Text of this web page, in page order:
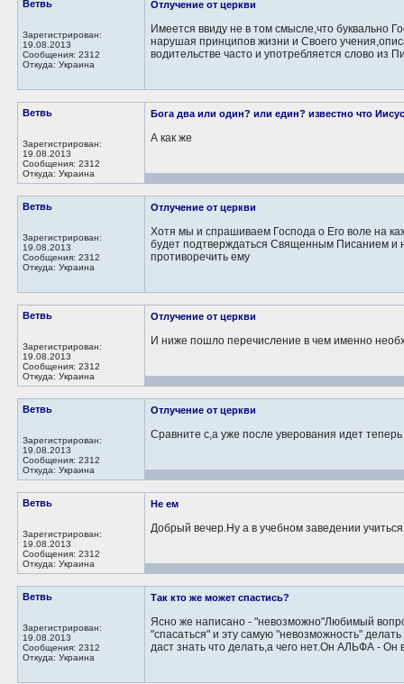
Ветвь
Зарегистрирован:
19.08.2013
Сообщения: 2312
Откуда: Украина
Отлучение от церкви
Имеется ввиду не в том смысле,что буквально
нарушая принципов жизни и Своего
водительстве часто и употребляется слово из
Ветвь
Зарегистрирован:
19.08.2013
Сообщения: 2312
Откуда: Украина
Бога два или один? или един? известно что
А как же
Ветвь
Зарегистрирован:
19.08.2013
Сообщения: 2312
Откуда: Украина
Отлучение от церкви
Хотя мы и спрашиваем Господа о Его воле на
будет подтверждаться Священным Писанием и
противоречить ему
Ветвь
Зарегистрирован:
19.08.2013
Сообщения: 2312
Откуда: Украина
Отлучение от церкви
И ниже пошло перечисление в чем именно
Ветвь
Зарегистрирован:
19.08.2013
Сообщения: 2312
Откуда: Украина
Отлучение от церкви
Сравните с,а уже после уверования идет
Ветвь
Зарегистрирован:
19.08.2013
Сообщения: 2312
Откуда: Украина
Не ем
Добрый вечер.Ну а в учебном заведении
Ветвь
Зарегистрирован:
19.08.2013
Сообщения: 2312
Откуда: Украина
Так кто же может спастись?
Ясно же написано - "невозможно"Любимый
"спасаться" и эту самую "невозможность"
даст знать что делать,а чего нет.Он АЛЬФА - Он